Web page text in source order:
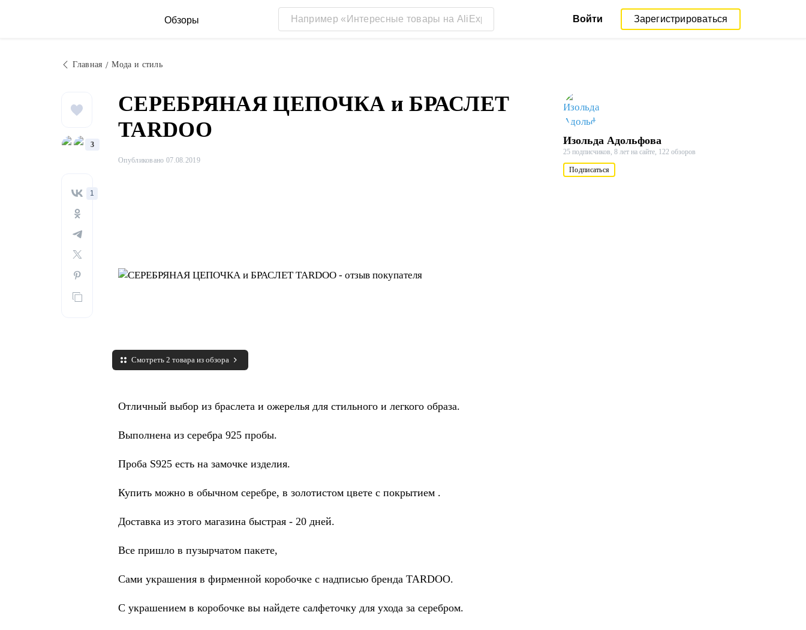
Обзоры Войти Зарегистрироваться
Главная Мода и стиль
3
1
СЕРЕБРЯНАЯ ЦЕПОЧКА и БРАСЛЕТ
TARDOO
Опубликовано 07.08.2019
Смотреть 2 товара из обзора
Отличный выбор из браслета и ожерелья для стильного и легкого образа.
Выполнена из серебра 925 пробы.
Проба S925 есть на замочке изделия.
Купить можно в обычном серебре, в золотистом цвете с покрытием .
Доставка из этого магазина быстрая - 20 дней.
Все пришло в пузырчатом пакете,
Сами украшения в фирменной коробочке с надписью бренда TARDOO.
С украшением в коробочке вы найдете салфеточку для ухода за серебром.
Изольда Адольфова
25 подписчиков, 8 лет на сайте, 122 обзоров
Подписаться